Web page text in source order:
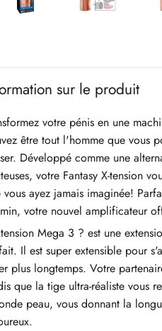
sur le produit
votre pénis en une
être tout l'homme que vous
Développé comme une
votre Fantasy X-tension
vous ayez jamais imaginée!
votre nouvel amplificateur
Mega 3 ? est une
Il est super extensible pour
plus longtemps. Votre
que la tige ultra-réaliste vous
peau, vous donnant la